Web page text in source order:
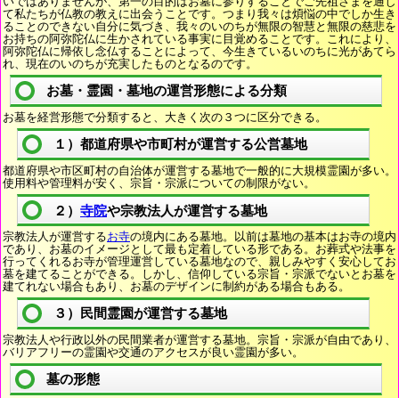
て私たちが仏教の教えに出会うことです。つまり我々は煩悩の中でしか生き
ることのできない自分に気づき、我々のいのちが無限の智慧と無限の慈悲を
お持ちの阿弥陀仏に生かされている事実に目覚めることです。これにより、
阿弥陀仏に帰依し念仏することによって、今生きているいのちに光があてら
れ、現在のいのちが充実したものとなるのです。
お墓・霊園・墓地の運営形態による分類
お墓を経営形態で分類すると、大きく次の３つに区分できる。
１）都道府県や市町村が運営する公営墓地
都道府県や市区町村の自治体が運営する墓地で一般的に大規模霊園が多い。
使用料や管理料が安く、宗旨・宗派についての制限がない。
２） 寺院や宗教法人が運営する墓地
宗教法人が運営するお寺の境内にある墓地。以前は墓地の基本はお寺の境内
であり、お墓のイメージとして最も定着している形である。お葬式や法事を
行ってくれるお寺が管理運営している墓地なので、親しみやすく安心してお
墓を建てることができる。しかし、信仰している宗旨・宗派でないとお墓を
建てれない場合もあり、お墓のデザインに制約がある場合もある。
３）民間霊園が運営する墓地
宗教法人や行政以外の民間業者が運営する墓地。宗旨・宗派が自由であり、
バリアフリーの霊園や交通のアクセスが良い霊園が多い。
墓の形態